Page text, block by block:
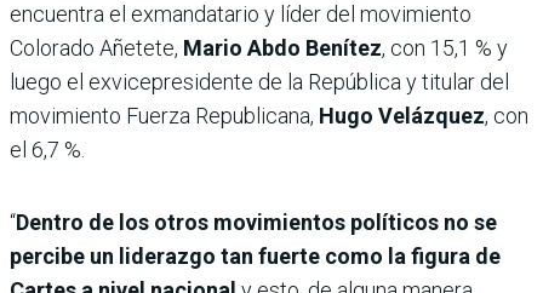
encuentra el exmandatario y líder del movimiento
Colorado Añetete, Mario Abdo Benítez, con 15,1 % y
luego el exvicepresidente de la República y titular del
movimiento Fuerza Republicana, Hugo Velázquez, con
el 6,7 %.
“Dentro de los otros movimientos políticos no se
percibe un liderazgo tan fuerte como la figura de